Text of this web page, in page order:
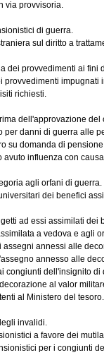
via provvisoria.
di guerra.
sul diritto a
dei provvedimenti ai
provvedimenti impugnati
richiesti.
dell'approvazione
per danni di guerra alle
su domanda di
influenza con
agli orfani di guerra.
dei benefici
ad essi assimilati
a vedova e agli
annessi alle
annesso alle
dell'insignito
al valor
al Ministero del tesoro.
invalidi.
a favore dei
per i congiunti